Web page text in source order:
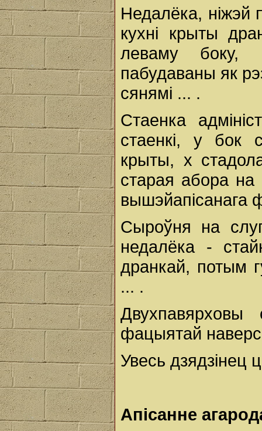
Недалёка, ніжэй
кухні крыты
леваму боку,
пабудаваны як
сянямі ... .
Стаенка
стаенкі, у бок
крыты, х
старая абора
вышэйапісанага
Сыроўня на
недалёка -
дранкай, потым
... .
фацыятай
Увесь дзядзінец
Апісанне